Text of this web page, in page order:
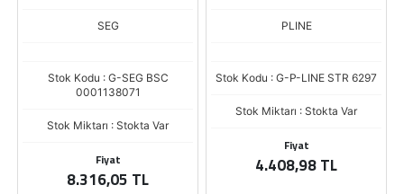
SEG
Stok Kodu : G-SEG BSC
0001138071
Stok Miktarı : Stokta Var
Fiyat
8.316,05 TL
PLINE
Stok Kodu : G-P-LINE STR 6297
Stok Miktarı : Stokta Var
Fiyat
4.408,98 TL